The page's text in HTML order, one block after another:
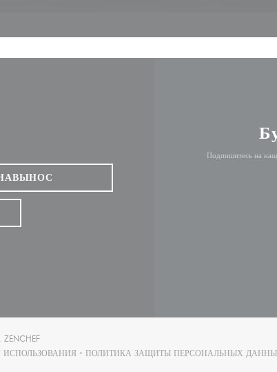
Подпишитесь на
ZENCHEF((ОТКРЫВАЕТСЯ В НОВОМ ОКНЕ))
((ОТКРЫВАЕТСЯ В НОВОМ ОКНЕ))
ПОЛИТИКА ЗАЩИТЫ ПЕРСОНАЛЬНЫХ
((ОТКРЫВАЕТСЯ В